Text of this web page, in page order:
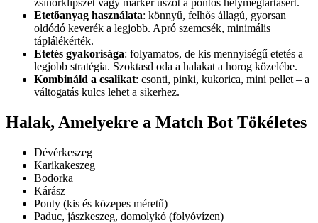
Etetőanyag használata: könnyű, felhős állagú, gyorsan
oldódó keverék a legjobb. Apró szemcsék, minimális
táplálékérték.
Etetés gyakorisága: folyamatos, de kis mennyiségű etetés a
legjobb stratégia. Szoktasd oda a halakat a horog közelébe.
Kombináld a csalikat: csonti, pinki, kukorica, mini pellet – a
váltogatás kulcs lehet a sikerhez.
Halak, Amelyekre a Match Bot Tökéletes
Dévérkeszeg
Karikakeszeg
Bodorka
Kárász
Ponty (kis és közepes méretű)
Paduc, jászkeszeg, domolykó (folyóvízen)